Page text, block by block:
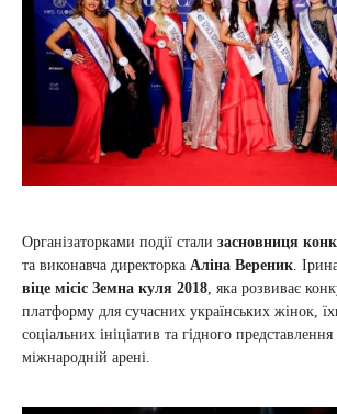
Організаторками події стали засновниця
та виконавча директорка Аліна Вереник .
віце місіс Земна куля 2018 , яка розвиває
платформу для сучасних українських жінок,
соціальних ініціатив та гідного
міжнародній арені.